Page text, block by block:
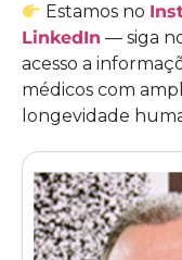
Estamos no
LinkedIn — siga
acesso a
médicos com
longevidade